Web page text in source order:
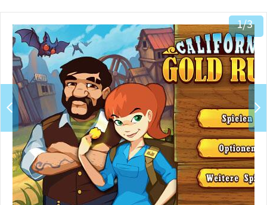
Magazine
Über uns
Podcast
Mac Life+
Anmelden
1/3